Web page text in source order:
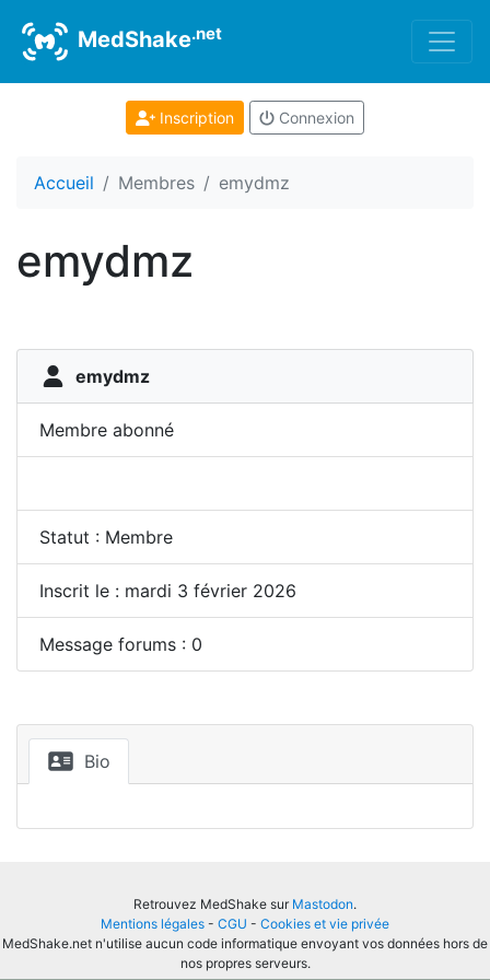
MedShake.net
Inscription Connexion
Accueil Membres emydmz
emydmz
emydmz
Membre abonné
Statut : Membre
Inscrit le : mardi 3 février 2026
Message forums : 0
Bio
Retrouvez MedShake sur Mastodon.
Mentions légales - CGU - Cookies et vie privée
MedShake.net n'utilise aucun code informatique envoyant vos données hors de
nos propres serveurs.